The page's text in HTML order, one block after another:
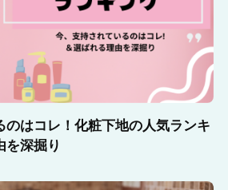
のはコレ！化粧下地の人気ランキ
を深掘り